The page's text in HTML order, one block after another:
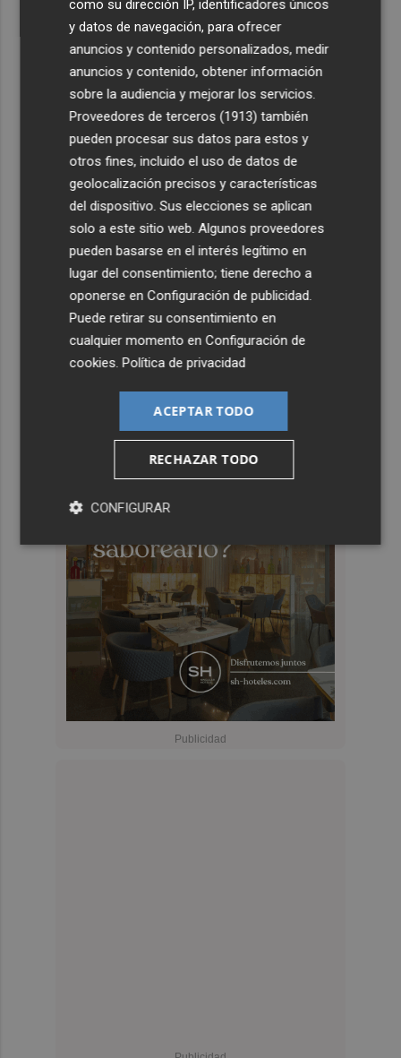
como su dirección IP, identificadores únicos
y datos de navegación, para ofrecer
anuncios y contenido personalizados, medir
anuncios y contenido, obtener información
sobre la audiencia y mejorar los servicios.
Proveedores de terceros (1913) también
pueden procesar sus datos para estos y
otros fines, incluido el uso de datos de
geolocalización precisos y características
del dispositivo. Sus elecciones se aplican
solo a este sitio web. Algunos proveedores
pueden basarse en el interés legítimo en
lugar del consentimiento; tiene derecho a
oponerse enConfiguración de publicidad
Puede retirar su consentimiento en
cualquier momento enConfiguración de
cookies .Política de privacidad
ACEPTAR TODO
RECHAZAR TODO
CONFIGURAR